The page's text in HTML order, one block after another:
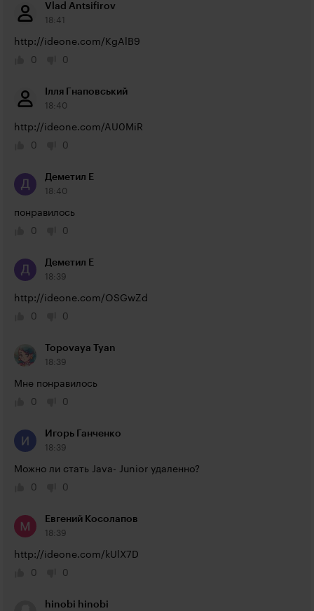
Vlad Antsifirov
18:41
http://ideone.com/KgAlB9
0
0
Ілля Гнаповський
18:40
http://ideone.com/AU0MiR
0
0
Деметил Е
18:40
понравилось
0
0
Деметил Е
18:39
http://ideone.com/OSGwZd
0
0
Topovaya Tyan
18:39
Мне понравилось
0
0
Игорь Ганченко
18:39
Можно ли стать Java- Junior удаленно?
0
0
Евгений Косолапов
18:39
http://ideone.com/kUlX7D
0
0
hinobi hinobi